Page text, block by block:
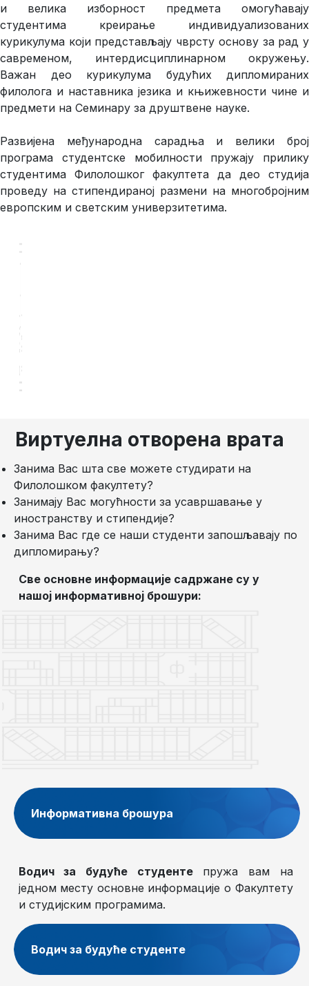
и велика изборност предмета омогућавају
студентима креирање индивидуализованих
курикулума који представљају чврсту основу за рад у
савременом, интердисциплинарном окружењу.
Важан део курикулума будућих дипломираних
филолога и наставника језика и књижевности чине и
предмети на Семинару за друштвене науке.
Развијена међународна сарадња и велики број
програма студентске мобилности пружају прилику
студентима Филолошког факултета да део студија
проведу на стипендираној размени на многобројним
европским и светским универзитетима.
Виртуелна отворена врата
Занима Вас шта све можете студирати на
Филолошком факултету?
Занимају Вас могућности за усавршавање у
иностранству и стипендије?
Занима Вас где се наши студенти запошљавају по
дипломирању?
Све основне информације садржане су у
нашој информативној брошури:
Информативна брошура
Водич за будуће студентепружа вам на
једном месту основне информације о Факултету
и студијским програмима.
Водич за будуће студенте